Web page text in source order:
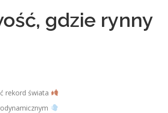
gdzie rynny
rekord świata